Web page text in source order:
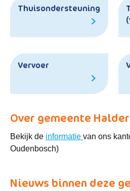
Thuisondersteuning
Vervoer
Over gemeente
Bekijk de informatie van ons
Oudenbosch)
Nieuws binnen deze